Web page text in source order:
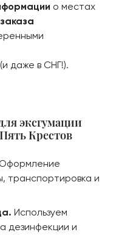
о местах
заказа
даже в СНГ!).
эксгумации
Крестов
Оформление
транспортировка и
Используем
дезинфекции и